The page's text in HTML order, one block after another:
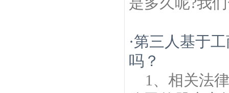
·第三人基于
吗？
1、相关法